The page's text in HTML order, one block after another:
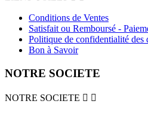
Conditions de Ventes
Satisfait ou Remboursé -
Politique de confidentialité des
Bon à Savoir
NOTRE SOCIETE
NOTRE SOCIETE  